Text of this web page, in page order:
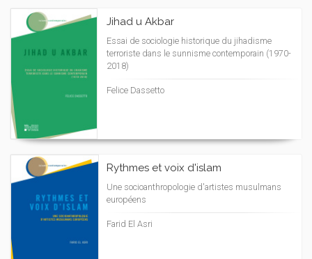
Jihad u Akbar
Essai de sociologie historique du jihadisme
terroriste dans le sunnisme contemporain (1970-
2018)
Felice Dassetto
Rythmes et voix d'islam
Une socioanthropologie d'artistes musulmans
européens
Farid El Asri